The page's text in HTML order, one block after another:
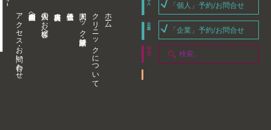
アクセス・お問い合わせ 企業内担当者様へ 個人のお客様へ 人間ドック・健康診断 クリニックについて ホーム
「個人」予約/お問合せ
「企業」予約/お問合せ